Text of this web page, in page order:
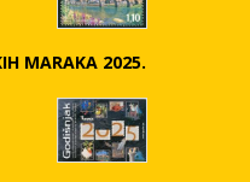
MARAKA 2025.